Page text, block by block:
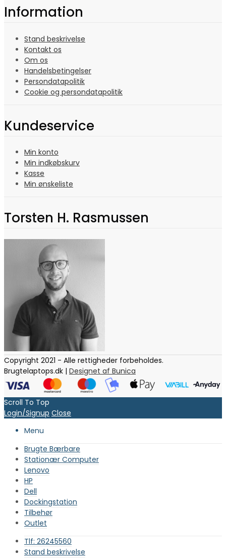
Information
Stand beskrivelse
Kontakt os
Om os
Handelsbetingelser
Persondatapolitik
Cookie og persondatapolitik
Kundeservice
Min konto
Min indkøbskurv
Kasse
Min ønskeliste
Torsten H. Rasmussen
Copyright 2021 - Alle rettigheder forbeholdes.
Brugtelaptops.dk | Designet af Bunica
Scroll To Top
Login/Signup Close
Menu
Brugte Bærbare
Stationær Computer
Lenovo
HP
Dell
Dockingstation
Tilbehør
Outlet
Tlf: 26245560
Stand beskrivelse